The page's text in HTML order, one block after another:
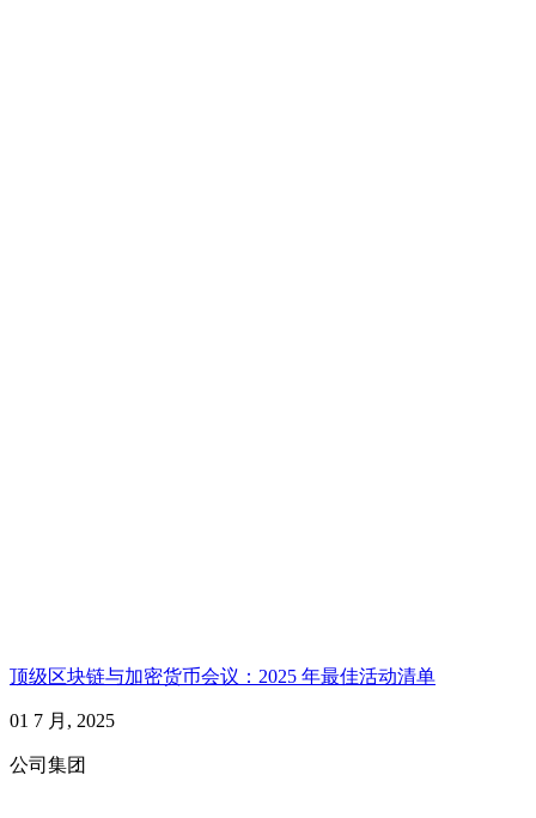
顶级区块链与加密货币会议：2025 年最佳活动清单
01 7 月, 2025
公司集团